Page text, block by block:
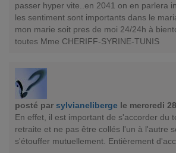
passer hyper vite..en 2041 on en parlera
les sentiment sont importants dans le
mon marie soit pres de moi 24/24h à
toutes Mme CHERIFF-SYRINE-TUNIS
posté par sylvianeliberge le mercredi
En effet, il est important de s'accorder du
retraite et ne pas être collés l'un à l'autre
s'étouffer mutuellement. Entièrement